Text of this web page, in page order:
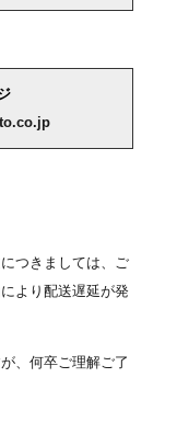
つきましては、ご
より配送遅延が発
、何卒ご理解ご了